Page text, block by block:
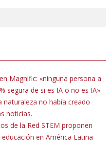
Magnific: «ninguna persona a
segura de si es IA o no es IA».
naturaleza no había creado
noticias.
de la Red STEM proponen
en América Latina